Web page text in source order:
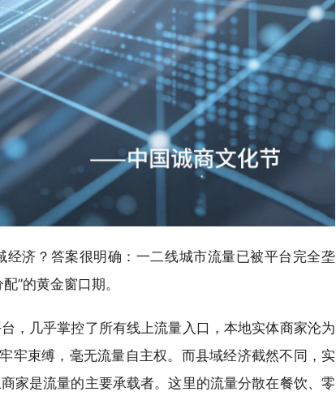
济？答案很明确：一二线城市流量已被平台完全垄
”的黄金窗口期。
，几乎掌控了所有线上流量入口，本地实体商家沦为
牢束缚，毫无流量自主权。而县域经济截然不同，实
家是流量的主要承载者。这里的流量分散在餐饮、零